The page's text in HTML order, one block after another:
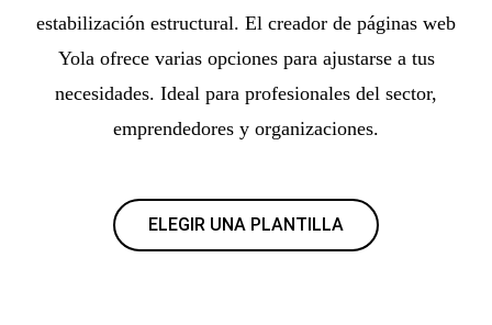
estabilización estructural. El creador de páginas web
Yola ofrece varias opciones para ajustarse a tus
necesidades. Ideal para profesionales del sector,
emprendedores y organizaciones.
ELEGIR UNA PLANTILLA